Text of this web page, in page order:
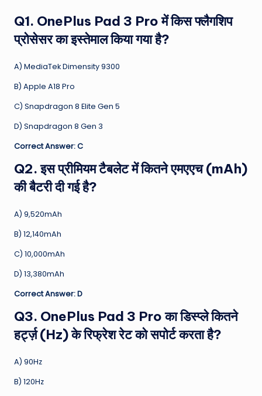
Q1. OnePlus Pad 3 Pro में किस फ्लैगशिप
प्रोसेसर का इस्तेमाल किया गया है?
A) MediaTek Dimensity 9300
B) Apple A18 Pro
C) Snapdragon 8 Elite Gen 5
D) Snapdragon 8 Gen 3
Correct Answer: C
Q2. इस प्रीमियम टैबलेट में कितने एमएएच (mAh)
की बैटरी दी गई है?
A) 9,520mAh
B) 12,140mAh
C) 10,000mAh
D) 13,380mAh
Correct Answer: D
Q3. OnePlus Pad 3 Pro का डिस्प्ले कितने
हर्ट्ज़ (Hz) के रिफ्रेश रेट को सपोर्ट करता है?
A) 90Hz
B) 120Hz